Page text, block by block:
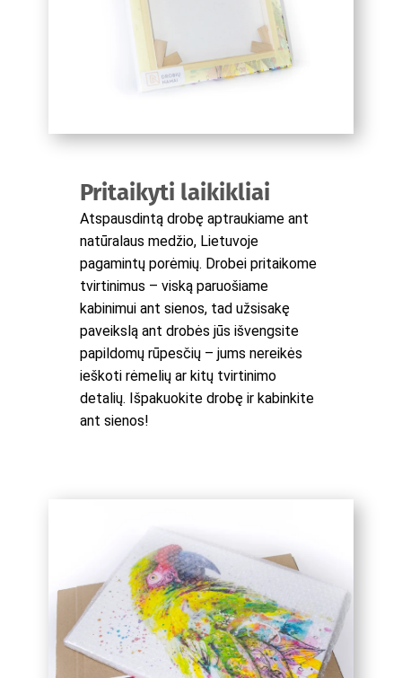
Pritaikyti laikikliai
Atspausdintą drobę aptraukiame ant
natūralaus medžio, Lietuvoje
pagamintų porėmių. Drobei pritaikome
tvirtinimus – viską paruošiame
kabinimui ant sienos, tad užsisakę
paveikslą ant drobės jūs išvengsite
papildomų rūpesčių – jums nereikės
ieškoti rėmelių ar kitų tvirtinimo
detalių. Išpakuokite drobę ir kabinkite
ant sienos!